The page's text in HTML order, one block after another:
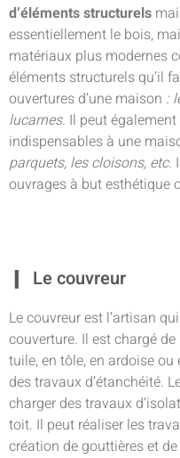
d’éléments structurels
essentiellement le bois,
matériaux plus modernes
éléments structurels qu’il
ouvertures d’une maison :
lucarnes. Il peut
indispensables à une
parquets, les cloisons, etc.
ouvrages à but esthétique
Le couvreur
Le couvreur est l’artisan
couverture. Il est chargé
tuile, en tôle, en ardoise
des travaux d’étanchéité.
charger des travaux
toit. Il peut réaliser les
création de gouttières et